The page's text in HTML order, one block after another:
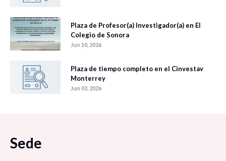
Plaza de Profesor(a) Investigador(a) en El
Colegio de Sonora
Jun 10, 2026
Plaza de tiempo completo en el Cinvestav
Monterrey
Jun 03, 2026
Sede